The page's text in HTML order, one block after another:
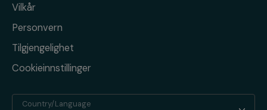
Vilkår
Personvern
Tilgjengelighet
Cookieinnstillinger
Country/Language